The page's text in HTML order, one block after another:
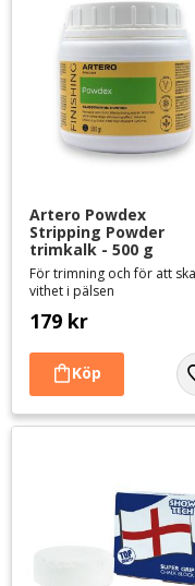
Artero Powdex
Stripping Powder
trimkalk - 500 g
För trimning och för att
vithet i pälsen
179 kr